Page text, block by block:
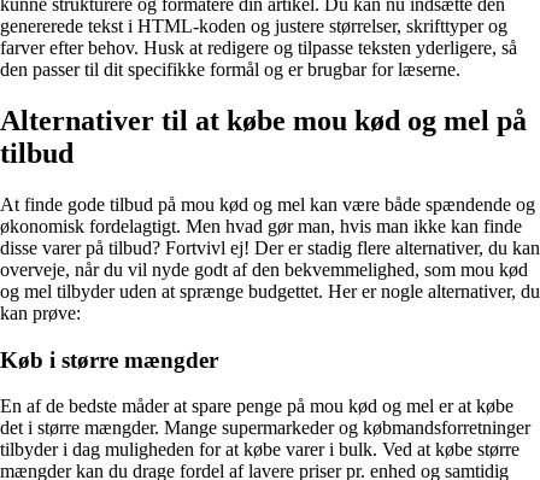
kunne strukturere og formatere din artikel. Du kan nu indsætte den
genererede tekst i HTML-koden og justere størrelser, skrifttyper og
farver efter behov. Husk at redigere og tilpasse teksten yderligere, så
den passer til dit specifikke formål og er brugbar for læserne.
Alternativer til at købe mou kød og mel på
tilbud
At finde gode tilbud på mou kød og mel kan være både spændende og
økonomisk fordelagtigt. Men hvad gør man, hvis man ikke kan finde
disse varer på tilbud? Fortvivl ej! Der er stadig flere alternativer, du kan
overveje, når du vil nyde godt af den bekvemmelighed, som mou kød
og mel tilbyder uden at sprænge budgettet. Her er nogle alternativer, du
kan prøve:
Køb i større mængder
En af de bedste måder at spare penge på mou kød og mel er at købe
det i større mængder. Mange supermarkeder og købmandsforretninger
tilbyder i dag muligheden for at købe varer i bulk. Ved at købe større
mængder kan du drage fordel af lavere priser pr. enhed og samtidig